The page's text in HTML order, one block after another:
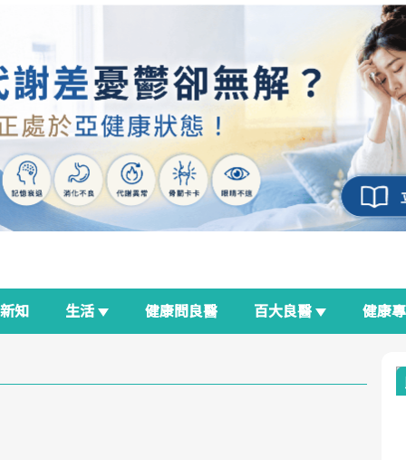
新知 生活 健康問良醫 百大良醫 健康
良醫生活祭